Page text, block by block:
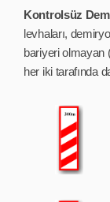
Kontrolsüz
levhaları,
bariyeri olmayan
her iki tarafında